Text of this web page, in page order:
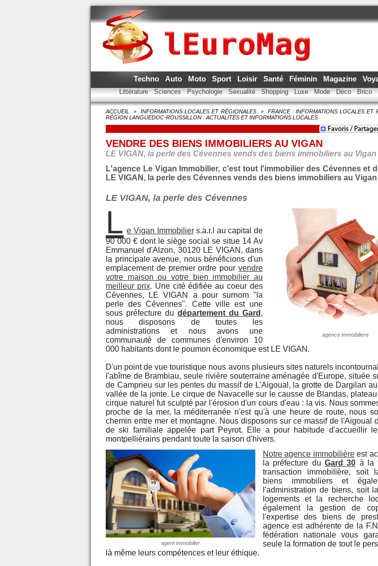
Techno Auto Moto Sport Loisir Santé Féminin Magazine
Littérature Sciences Psychologie Sexualité Shopping Luxe Mode Déco Brico
ACCUEIL > INFORMATIONS LOCALES ET RÉGIONALES > FRANCE : INFORMATIONS LOCALES ET
RÉGION LANGUEDOC-ROUSSILLON : ACTUALITÉS ET INFORMATIONS LOCALES
VENDRE DES BIENS IMMOBILIERS AU VIGAN
LE VIGAN, la perle des Cévennes vends des biens immobiliers au Vigan
L'agence Le Vigan Immobilier, c'est tout l'immobilier des Cévennes et
LE VIGAN, la perle des Cévennes vends des biens immobiliers au Vigan
LE VIGAN, la perle des Cévennes
agence immobiliere
L e Vigan Immobiliers.a.r.l au capital de
90 000 € dont le siège social se situe 14 Av
Emmanuel d'Alzon, 30120 LE VIGAN, dans
la principale avenue, nous bénéficions d'un
emplacement de premier ordre pour vendre
votre maison ou votre bien immobilier au
meilleur prix. Une cité édifiée au coeur des
Cévennes, LE VIGAN a pour surnom "la
perle des Cévennes". Cette ville est une
sous préfecture du département du Gard ,
nous disposons de toutes les
administrations et nous avons une
communauté de communes d'environ 10
000 habitants dont le poumon économique est LE VIGAN.
D'un point de vue touristique nous avons plusieurs sites naturels
l'abîme de Brambiau, seule rivière souterraine aménagée d'Europe, située
de Camprieu sur les pentes du massif de L'Aigoual, la grotte de Dargilan
vallée de la jonte. Le cirque de Navacelle sur le causse de Blandas,
cirque naturel fut sculpté par l'érosion d'un cours d'eau : la vis. Nous
proche de la mer, la méditerranée n'est qu'à une heure de route, nous
chemin entre mer et montagne. Nous disposons sur ce massif de l'Aigoual
de ski familiale appelée part Peyrot. Elle a pour habitude d'accueillir
montpelliérains pendant toute la saison d'hivers.
agent immobilier
Notre agence immobilièreest
la préfecture du Gard 30 à la
transaction immobilière, soit
biens immobiliers et
l'administration de biens, soit
logements et la recherche
également la gestion de
l'expertise des biens de
agence est adhérente de la
fédération nationale vous
seule la formation de tout le
là même leurs compétences et leur éthique.